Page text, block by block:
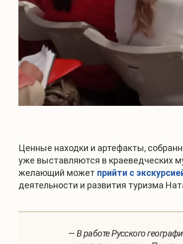
Ценные находки и артефакты,
уже выставляются в краеведческих
желающий может прийти с
деятельности и развития туризма
— В работе Русского